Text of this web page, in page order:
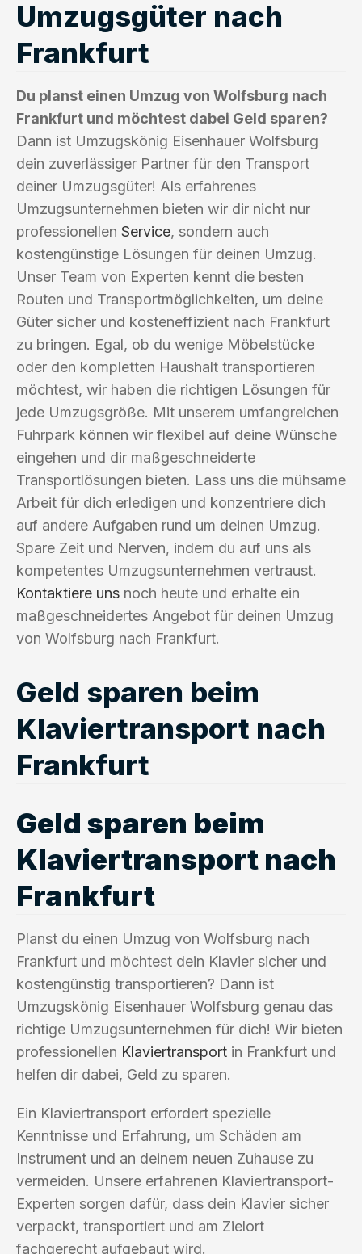
Umzugsgüter nach
Frankfurt
Du planst einen Umzug von Wolfsburg nach
Frankfurt und möchtest dabei Geld sparen?
Dann ist Umzugskönig Eisenhauer Wolfsburg
dein zuverlässiger Partner für den Transport
deiner Umzugsgüter! Als erfahrenes
Umzugsunternehmen bieten wir dir nicht nur
professionellen Service, sondern auch
kostengünstige Lösungen für deinen Umzug.
Unser Team von Experten kennt die besten
Routen und Transportmöglichkeiten, um deine
Güter sicher und kosteneffizient nach Frankfurt
zu bringen. Egal, ob du wenige Möbelstücke
oder den kompletten Haushalt transportieren
möchtest, wir haben die richtigen Lösungen für
jede Umzugsgröße. Mit unserem umfangreichen
Fuhrpark können wir flexibel auf deine Wünsche
eingehen und dir maßgeschneiderte
Transportlösungen bieten. Lass uns die mühsame
Arbeit für dich erledigen und konzentriere dich
auf andere Aufgaben rund um deinen Umzug.
Spare Zeit und Nerven, indem du auf uns als
kompetentes Umzugsunternehmen vertraust.
Kontaktiere uns noch heute und erhalte ein
maßgeschneidertes Angebot für deinen Umzug
von Wolfsburg nach Frankfurt.
Geld sparen beim
Klaviertransport nach
Frankfurt
Geld sparen beim
Klaviertransport nach
Frankfurt
Planst du einen Umzug von Wolfsburg nach
Frankfurt und möchtest dein Klavier sicher und
kostengünstig transportieren? Dann ist
Umzugskönig Eisenhauer Wolfsburg genau das
richtige Umzugsunternehmen für dich! Wir bieten
professionellen Klaviertransport in Frankfurt und
helfen dir dabei, Geld zu sparen.
Ein Klaviertransport erfordert spezielle
Kenntnisse und Erfahrung, um Schäden am
Instrument und an deinem neuen Zuhause zu
vermeiden. Unsere erfahrenen Klaviertransport-
Experten sorgen dafür, dass dein Klavier sicher
verpackt, transportiert und am Zielort
fachgerecht aufgebaut wird.